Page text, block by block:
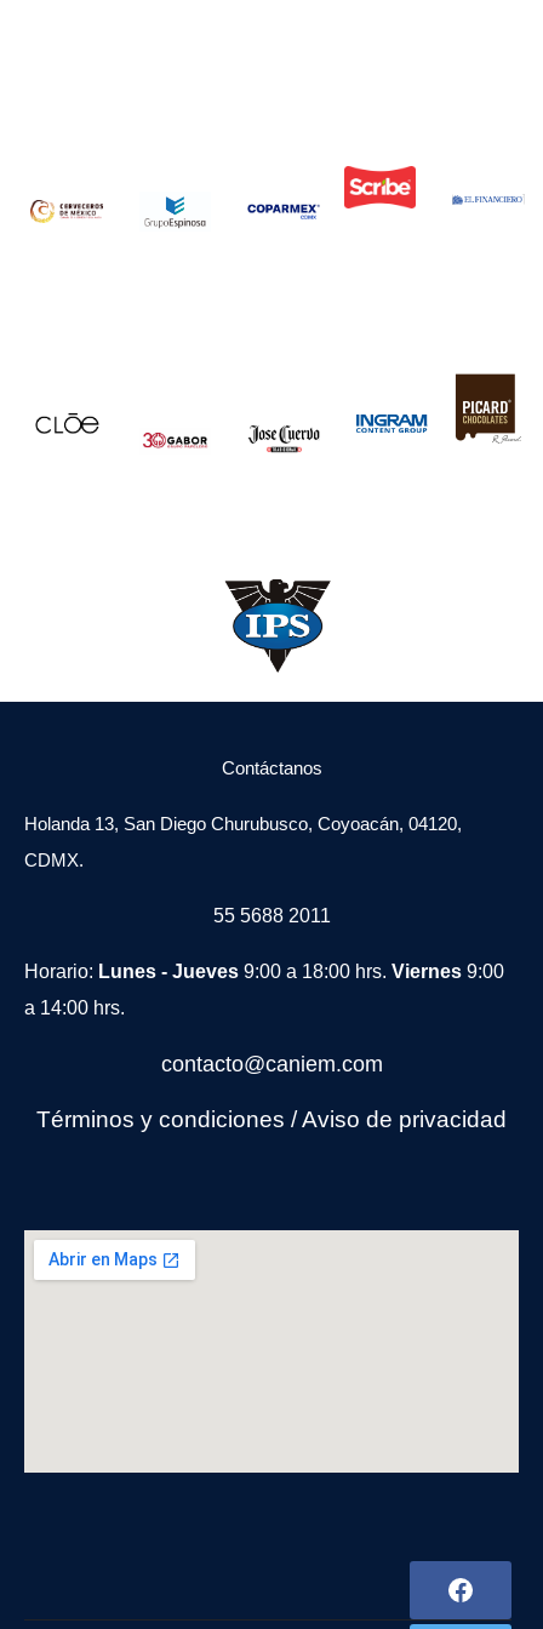
Contáctanos
Holanda 13, San Diego Churubusco, Coyoacán, 04120,
CDMX.
55 5688 2011
Horario: Lunes - Jueves 9:00 a 18:00 hrs. Viernes 9:00
a 14:00 hrs.
contacto@caniem.com
Términos y condiciones /Aviso de privacidad
F
a